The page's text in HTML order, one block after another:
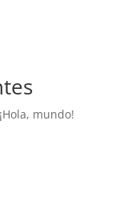
¡Hola, mundo!